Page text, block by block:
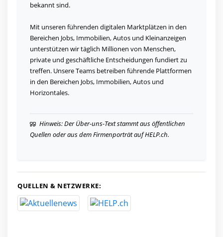
bekannt sind.
Mit unseren führenden digitalen Marktplätzen in den
Bereichen Jobs, Immobilien, Autos und Kleinanzeigen
unterstützen wir täglich Millionen von Menschen,
private und geschäftliche Entscheidungen fundiert zu
treffen. Unsere Teams betreiben führende Plattformen
in den Bereichen Jobs, Immobilien, Autos und
Horizontales.
Hinweis: Der Über-uns-Text stammt aus öffentlichen
Quellen oder aus dem Firmenporträt auf HELP.ch.
QUELLEN & NETZWERKE: